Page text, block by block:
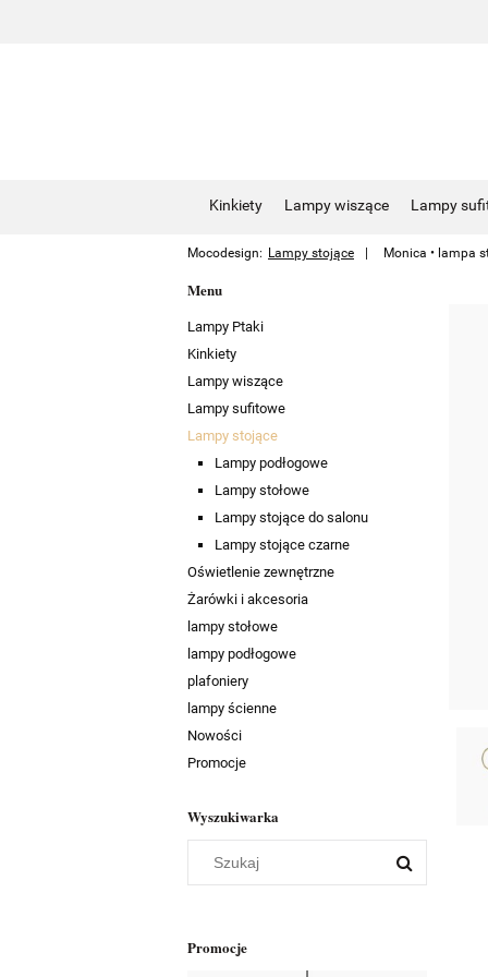
Kinkiety Lampy wiszące Lampy
Mocodesign: Lampy stojące Monica • lampa
Menu
Lampy Ptaki
Kinkiety
Lampy wiszące
Lampy sufitowe
Lampy stojące
Lampy podłogowe
Lampy stołowe
Lampy stojące do salonu
Lampy stojące czarne
Oświetlenie zewnętrzne
Żarówki i akcesoria
lampy stołowe
lampy podłogowe
plafoniery
lampy ścienne
Nowości
Promocje
Wyszukiwarka
Promocje